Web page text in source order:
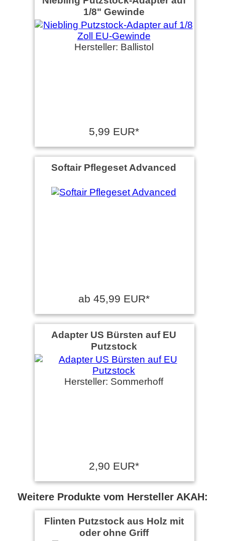
1/8" Gewinde
Hersteller: Ballistol
5,99 EUR*
Softair Pflegeset Advanced
ab 45,99 EUR*
Adapter US Bürsten auf EU
Putzstock
Hersteller: Sommerhoff
2,90 EUR*
Weitere Produkte vom Hersteller AKAH:
Flinten Putzstock aus Holz mit
oder ohne Griff